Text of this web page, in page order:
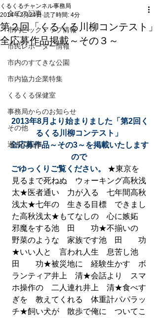
全ての記事
市内ピックアップ情報
市民レポーター情報
市内のすてきな公園
市内協力企業特集
くるくる保健室
事務局からのお知らせ
その他
過去の記事
第２回「くるくる川柳コンテスト」
全応募作品掲載～その３～
くるくるチャンネル事務局
2014年2月24日 読了時間: 4分
2013年8月より始まりました「第2回く
るくる川柳コンテスト」
全応募作品～その3～を掲載いたします
ので
ごゆっくりご覧ください。
★東京を
見るまで死ねぬ　ウォーキング高秋浅
太★医者通い　力が入る　七年間高秋
浅太★七年の　生きる目標　できまし
た高秋浅太★もてなしの　心に嫉妬
邪魔をする池　田　　功★不揃いの
野菜のような　家族です池　田　　功
★いい人と　言われ人生　息苦し池
田　　功★被災地に　経験生かす　ボ
ランティア井上　清★会話より　スマ
ホ操作の　二人連れ井上　清★食べす
ぎを　教えてくれる　体重計パパラッ
チ★飼い犬が　散歩で俺に　ついてこ